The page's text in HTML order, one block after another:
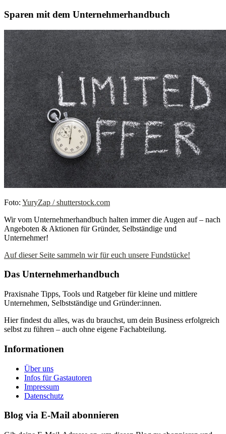
Sparen mit dem Unternehmerhandbuch
Foto: YuryZap / shutterstock.com
Wir vom Unternehmerhandbuch halten immer die Augen auf – nach
Angeboten & Aktionen für Gründer, Selbständige und
Unternehmer!
Auf dieser Seite sammeln wir für euch unsere Fundstücke!
Das Unternehmerhandbuch
Praxisnahe Tipps, Tools und Ratgeber für kleine und mittlere
Unternehmen, Selbstständige und Gründer:innen.
Hier findest du alles, was du brauchst, um dein Business erfolgreich
selbst zu führen – auch ohne eigene Fachabteilung.
Informationen
Über uns
Infos für Gastautoren
Impressum
Datenschutz
Blog via E-Mail abonnieren